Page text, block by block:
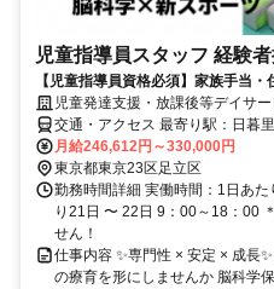
児童指導員スタッフ 経験者
【児童指導員資格必須】家族手当
児童発達支援・放課後等デイサ
交通・アクセス 最寄り駅：日暮
から徒歩７分
月給246,612円～330,000円
東京都東京23区足立区
勤務時間詳細 実働時間：1日あ
り21日 〜 22日 9：00～18：00
せん！
仕事内容 ✨専門性 × 安定 × 成長
の療育を形にしませんか 脳科学